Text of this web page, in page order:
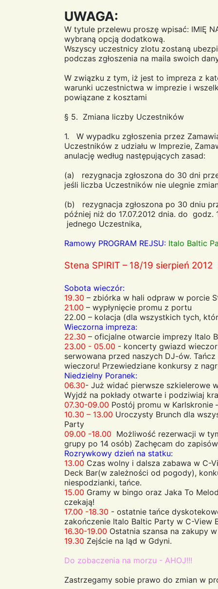
UWAGA:
W tytule przelewu proszę wpisać: IMIĘ
wybraną opcją dodatkową.
Wszyscy uczestnicy zlotu zostaną
podczas zgłoszenia na maila swoich
W związku z tym, iż jest to impreza z
warunki uczestnictwa w imprezie i
powiązane z kosztami
§ 5. Zmiana liczby Uczestników
1. W wypadku zgłoszenia przez
Uczestników z udziału w Imprezie,
anulację według następujących zasad:
(a) rezygnacja zgłoszona do 30 dni
jeśli liczba Uczestników nie ulegnie
(b) rezygnacja zgłoszona po 30 dniu
później niż do 17.07.2012 dnia. do
jednego Uczestnika,
Ramowy PROGRAM REJSU: Italo Baltic
Stena SPIRIT – 18/19 sierpień 2012
Sobota wieczór:
19.30 – zbiórka w hali odpraw w porcie
21.00 – wypłynięcie promu z portu
22.00 – kolacja (dla wszystkich tych,
Wieczorna impreza:
22.30 – oficjalne otwarcie imprezy Italo
23.00 - 05.00 - koncerty gwiazd
serwowana przed naszych DJ-ów.
wieczoru! Przewiedziane konkursy z
Niedzielny Poranek:
06.30- Już widać pierwsze szkielerowe
Wyjdź na pokłady otwarte i podziwiaj
07.30-09.00 Postój promu w Karlskronie
10.30 – 13.00 Uroczysty Brunch dla
Party
09.00 -18.00 Możliwość rezerwacji w
grupy po 14 osób) Zachęcam do
Rozrywkowy dzień na statku:
13.00 Czas wolny i dalsza zabawa w C-
Deck Bar(w zależności od pogody),
niespodzianki, tańce.
15.00 Gramy w bingo oraz Jaka To
czekają!
17.00 -18.30 - ostatnie tańce
zakończenie Italo Baltic Party w C-View
16.30-19.00 Ostatnia szansa na zakupy
19.30 Zejście na ląd w Gdyni.
Do zobaczenia na morzu - AHOJ!!!
Zastrzegamy sobie prawo do zmian w